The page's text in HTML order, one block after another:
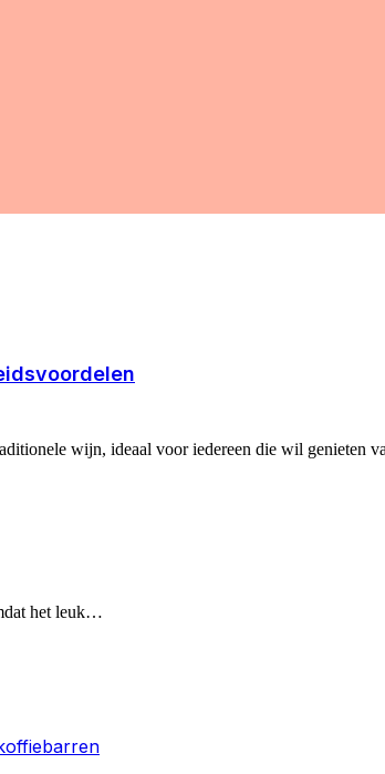
wijn, ideaal voor iedereen die wil genieten
het leuk…